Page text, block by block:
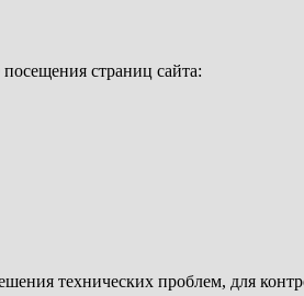
страниц сайта:
технических проблем, для